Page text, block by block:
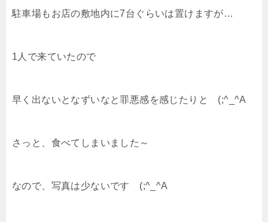
駐車場もお店の敷地内に7台ぐらいは置けますが…
1人で来ていたので
早く出ないとなずいなと罪悪感を感じたりと (;^_^A
さっと、食べてしまいました～
なので、写真は少ないです (;^_^A